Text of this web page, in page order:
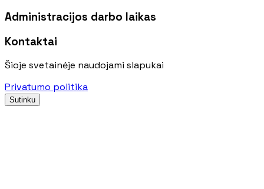
Administracijos darbo laikas
Kontaktai
Šioje svetainėje naudojami slapukai
Privatumo politika
Sutinku